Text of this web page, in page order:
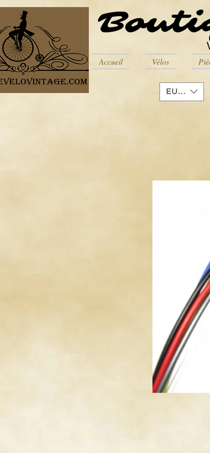
Accueil Vélos
EUR (€)